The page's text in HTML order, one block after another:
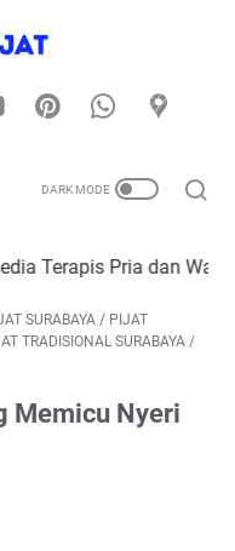
| Melayani
SURABAYA / PIJAT
TRADISIONAL SURABAYA /
Memicu Nyeri